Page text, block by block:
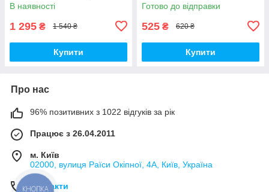
В наявності
1 295 ₴ 1 540 ₴
Купити
Готово до відправки
525 ₴ 620 ₴
Купити
Про нас
96% позитивних з 1022 відгуків за рік
Працює з 26.04.2011
м. Київ
02000, вулиця Раїси Окіпної, 4А, Київ, Україна
Контакти
КНОПКА